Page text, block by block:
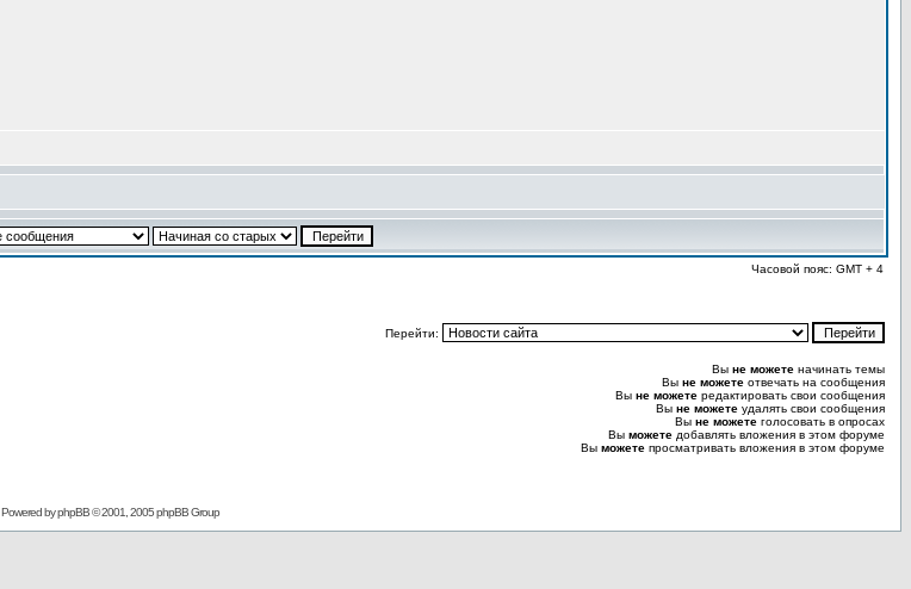
Часовой пояс: GMT + 4
Перейти:
Вы не можете начинать темы
Вы не можете отвечать на сообщения
Вы не можете редактировать свои сообщения
Вы не можете удалять свои сообщения
Вы не можете голосовать в опросах
Вы можете добавлять вложения в этом форуме
Вы можете просматривать вложения в этом форуме
Powered by phpBB © 2001, 2005 phpBB Group